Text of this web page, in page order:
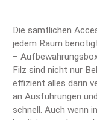
Die sämtlichen
jedem Raum
–
Filz sind nicht nur
effizient alles darin
an Ausführungen
schnell. Auch wenn